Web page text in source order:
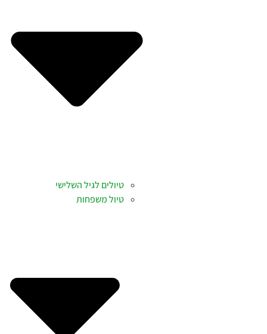
טיולים לגיל השלישי
טיול משפחות